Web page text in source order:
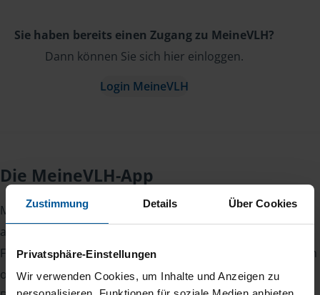
Zustimmung Details Über Cookies
Privatsphäre-Einstellungen
Wir verwenden Cookies, um Inhalte und Anzeigen zu
Sie haben bereits einen Zugang zu MeineVLH?
Dann können Sie sich hier einloggen.
Login MeineVLH
Die MeineVLH-App
Mit derMeineVLH-App
haben Sie Ihre Steuererklärung
auch unterwegs im Griff.
Fotografieren Sie Belege, laden Sie Dokumente sicher hoch
oder lesen Sie Nachrichten von Ihrer Beraterin oder Ihrem